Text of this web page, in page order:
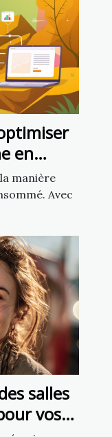
en
manière
Avec
salles
vos